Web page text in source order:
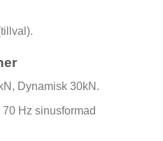
Dynamisk 30kN.
Hz sinusformad